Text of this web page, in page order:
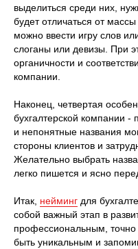
выделиться среди них,
будет отличаться от
можно ввести игру слов
слоганы или девизы. При
органичности и
компании.
Наконец, четвертая
бухгалтерской компании -
и непонятные названия
стороны клиентов и
Желательно выбрать
легко пишется и ясно
Итак, нейминг для
собой важный этап в
профессиональным, точно
быть уникальным и